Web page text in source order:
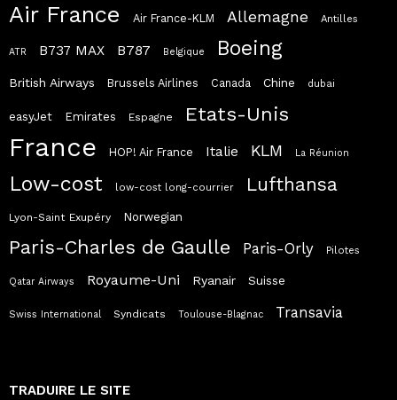
Air France Air France-KLM Allemagne Antilles
ATR B737 MAX B787 Belgique Boeing
British Airways Brussels Airlines Canada Chine dubai
easyJet Emirates Espagne Etats-Unis
France HOP! Air France Italie KLM La Réunion
Low-cost low-cost long-courrier Lufthansa
Lyon-Saint Exupéry Norwegian
Paris-Charles de Gaulle Paris-Orly Pilotes
Qatar Airways Royaume-Uni Ryanair Suisse
Swiss International Syndicats Toulouse-Blagnac Transavia
TRADUIRE LE SITE